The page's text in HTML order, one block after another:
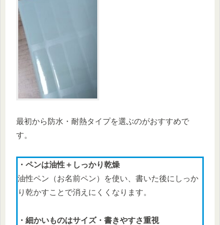
最初から防水・耐熱タイプを選ぶのがおすすめで
す。
・ペンは油性＋しっかり乾燥
油性ペン（お名前ペン）を使い、書いた後にしっか
り乾かすことで消えにくくなります。
・細かいものはサイズ・書きやすさ重視